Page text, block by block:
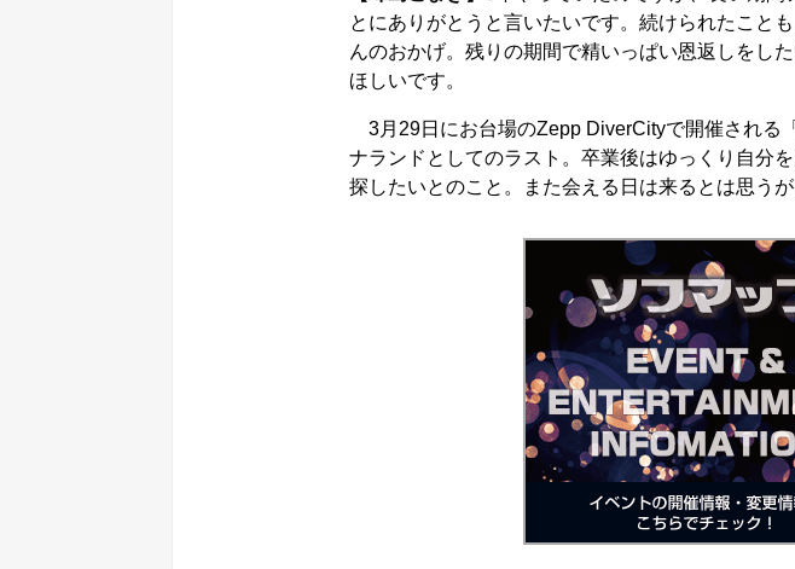
とにありがとうと言いたいです。続けられたこと
んのおかげ。残りの期間で精いっぱい恩返しをし
ほしいです。
3月29日にお台場のZepp DiverCityで開催される
ナランドとしてのラスト。卒業後はゆっくり自分
探したいとのこと。また会える日は来るとは思う